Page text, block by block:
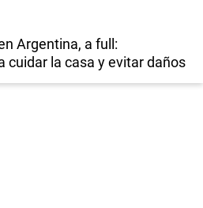
Argentina, a full:
cuidar la casa y evitar daños